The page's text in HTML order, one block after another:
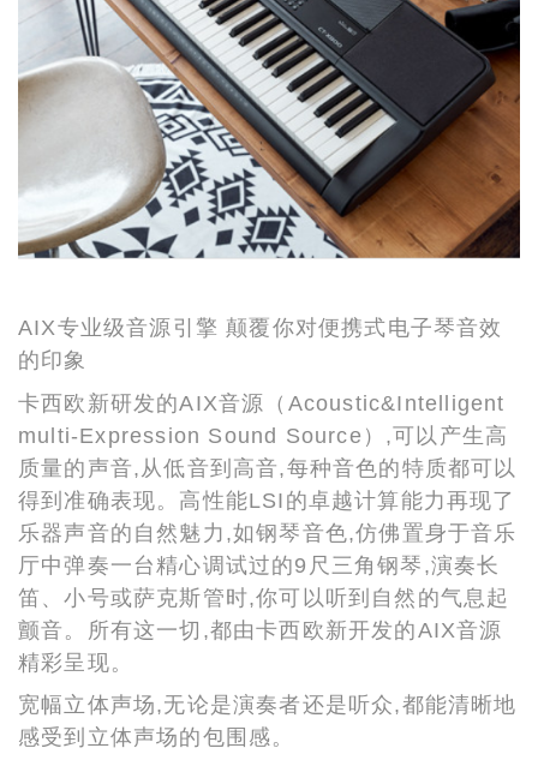
AIX专业级音源引擎 颠覆你对便携式电子琴音效
的印象
卡西欧新研发的AIX音源（Acoustic&Intelligent
multi-Expression Sound Source）,可以产生高
质量的声音,从低音到高音,每种音色的特质都可以
得到准确表现。高性能LSI的卓越计算能力再现了
乐器声音的自然魅力,如钢琴音色,仿佛置身于音乐
厅中弹奏一台精心调试过的9尺三角钢琴,演奏长
笛、小号或萨克斯管时,你可以听到自然的气息起
颤音。所有这一切,都由卡西欧新开发的AIX音源
精彩呈现。
宽幅立体声场,无论是演奏者还是听众,都能清晰地
感受到立体声场的包围感。